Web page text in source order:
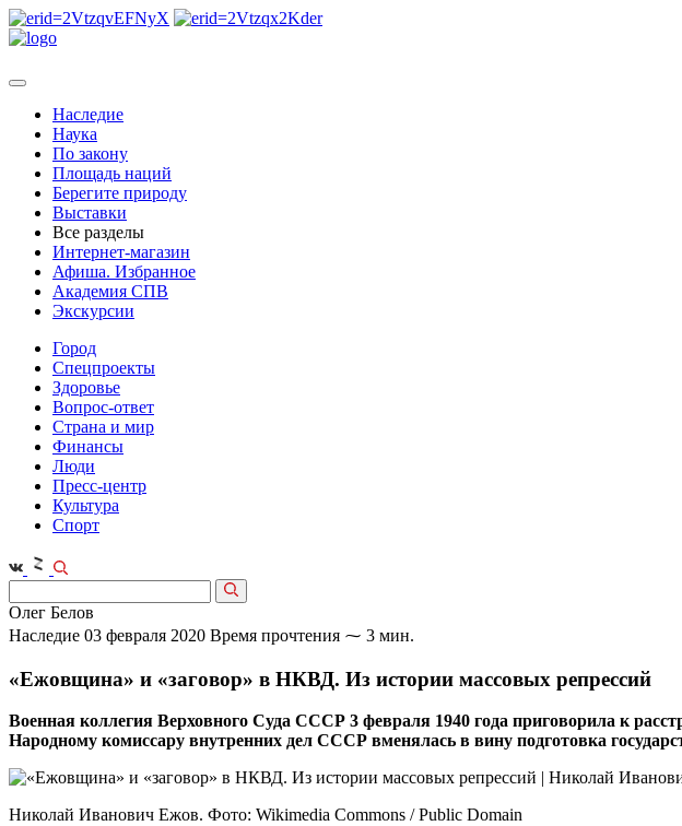
Наследие
Наука
По закону
Площадь наций
Берегите природу
Выставки
Все разделы
Интернет-магазин
Афиша. Избранное
Академия СПВ
Экскурсии
Город
Спецпроекты
Здоровье
Вопрос-ответ
Страна и мир
Финансы
Люди
Пресс-центр
Культура
Спорт
Олег Белов
Наследие 03 февраля 2020 Время прочтения ⁓ 3 мин.
«Ежовщина» и «заговор» в НКВД. Из истории массовых репрессий
Военная коллегия Верховного Суда СССР 3 февраля 1940 года приговорила к
Народному комиссару внутренних дел СССР вменялась в вину подготовка
Николай Иванович Ежов. Фото: Wikimedia Commons / Public Domain